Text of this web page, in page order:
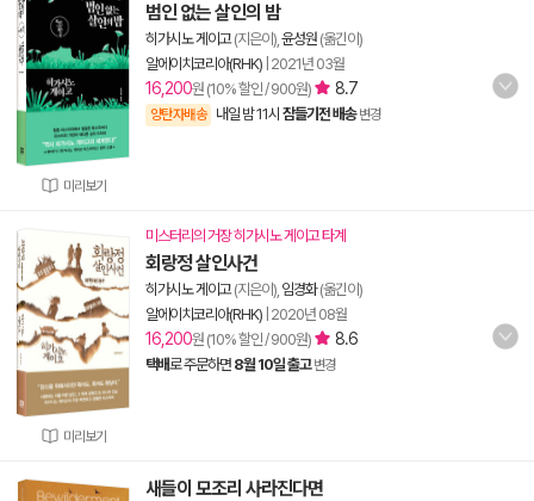
미리보기
범인 없는 살인의 밤
히가시노 게이고(지은이), 윤성원 (옮긴이)
알에이치코리아(RHK) 2021년 03월
16,200원 (10% 할인 / 900원) 8.7
양탄자배송 내일 밤 11시 잠들기전 배송 변경
미리보기
미스터리의 거장 히가시노 게이고 타계
회랑정 살인사건
히가시노 게이고(지은이), 임경화(옮긴이)
알에이치코리아(RHK) 2020년 08월
16,200원 (10% 할인 / 900원) 8.6
택배로 주문하면 8월 10일 출고 변경
새들이 모조리 사라진다면